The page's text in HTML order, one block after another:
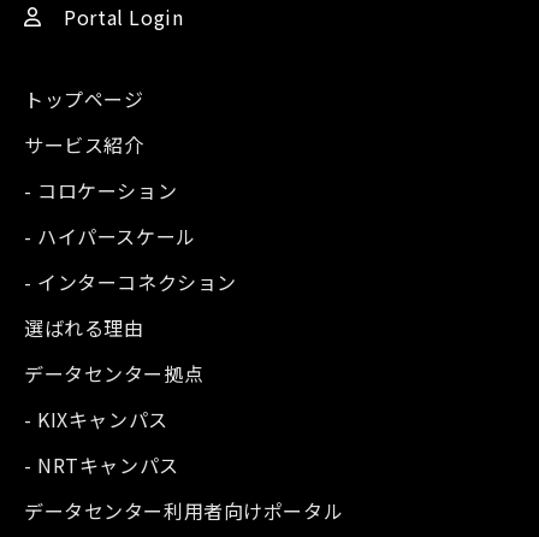
Portal Login
トップページ
サービス紹介
- コロケーション
- ハイパースケール
- インターコネクション
選ばれる理由
データセンター拠点
- KIXキャンパス
- NRTキャンパス
データセンター利用者向けポータル